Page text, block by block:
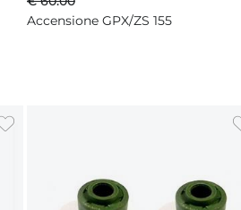
Accensione GPX/ZS 155